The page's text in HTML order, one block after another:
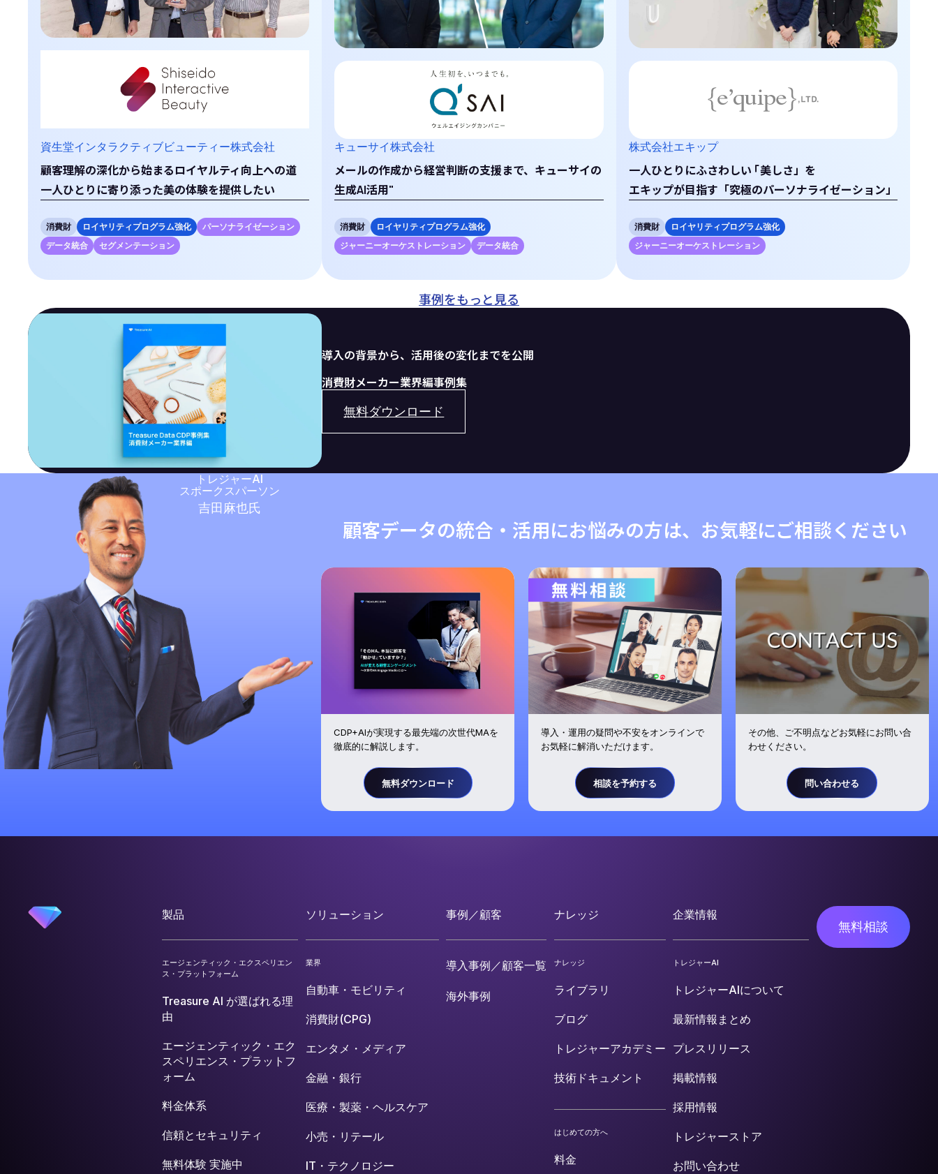
資生堂インタラクティブビューティー株式会社
顧客理解の深化から始まるロイヤルティ向上への道
一人ひとりに寄り添った美の体験を提供したい
消費財 ロイヤリティプログラム強化
パーソナライゼーション
データ統合
セグメンテーション
キューサイ株式会社
メールの作成から経営判断の支援まで、キューサイの
生成AI活用"
消費財
ロイヤリティプログラム強化
ジャーニーオーケストレーション
データ統合
株式会社エキップ
一人ひとりにふさわしい 「美しさ」を
エキップが目指す「究極のパーソナライゼーション」
消費財
ロイヤリティプログラム強化
ジャーニーオーケストレーション
事例をもっと見る
導入の背景から、活用後の変化までを公開
消費財メーカー業界編事例集
無料ダウンロード
トレジャーAI
スポークスパーソン
吉田麻也氏
顧客データの統合・活用にお悩みの方は、お気軽にご相談ください
CDP+AIが実現する最先端の次世代MAを
徹底的に解説します。
無料ダウンロード
導入・運用の疑問や不安をオンラインで
お気軽に解消いただけます。
相談を予約する
その他、ご不明点などお気軽にお問い合
わせください。
問い合わせる
製品
エージェンティック・エクスペリエン
ス・プラットフォーム
Treasure AI が選ばれる理
由
エージェンティック・エク
スペリエンス・プラットフ
ォーム
料金体系
信頼とセキュリティ
無料体験 実施中
ソリューション
業界
自動車・モビリティ
消費財(CPG)
エンタメ・メディア
金融・銀行
医療・製薬・ヘルスケア
小売・リテール
IT・テクノロジー
事例／顧客
導入事例／顧客一覧
海外事例
ナレッジ
ナレッジ
ライブラリ
ブログ
トレジャーアカデミー
技術ドキュメント
はじめての方へ
料金
企業情報
トレジャーAI
トレジャーAIについて
最新情報まとめ
プレスリリース
掲載情報
採用情報
トレジャーストア
お問い合わせ
無料相談